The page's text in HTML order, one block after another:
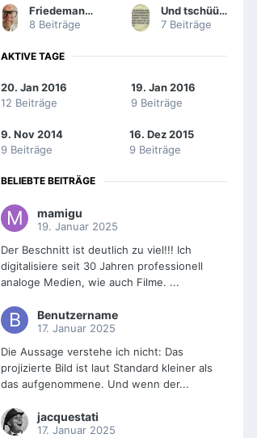
Friedemann Wachsmuth
8 Beiträge
Und tschüüüüsssss!
7 Beiträge
AKTIVE TAGE
20. Jan 2016
12 Beiträge
19. Jan 2016
9 Beiträge
9. Nov 2014
9 Beiträge
16. Dez 2015
9 Beiträge
BELIEBTE BEITRÄGE
mamigu
19. Januar 2025
Der Beschnitt ist deutlich zu viel!!! Ich
digitalisiere seit 30 Jahren professionell
analoge Medien, wie auch Filme. ...
Benutzername
17. Januar 2025
Die Aussage verstehe ich nicht: Das
projizierte Bild ist laut Standard kleiner als
das aufgenommene. Und wenn der...
jacquestati
17. Januar 2025